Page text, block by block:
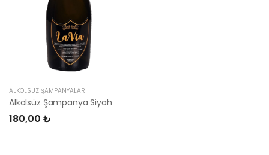
ALKOLSÜZ ŞAMPANYALAR
Alkolsüz Şampanya Siyah
180,00 ₺